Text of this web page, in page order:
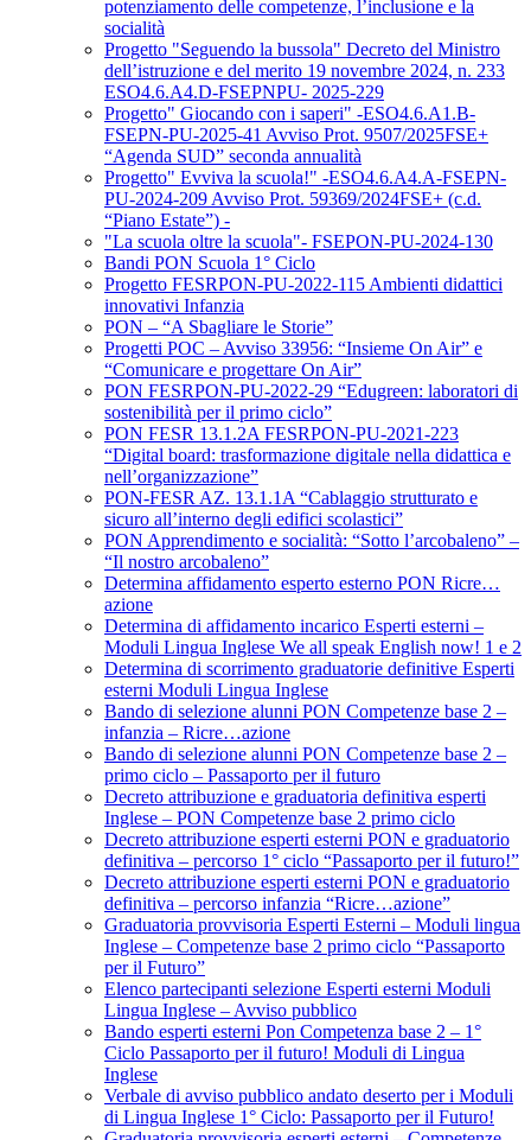
potenziamento delle competenze, l’inclusione e la
socialità
Progetto "Seguendo la bussola" Decreto del Ministro
dell’istruzione e del merito 19 novembre 2024, n. 233
ESO4.6.A4.D-FSEPNPU- 2025-229
Progetto" Giocando con i saperi" -ESO4.6.A1.B-
FSEPN-PU-2025-41 Avviso Prot. 9507/2025FSE+
“Agenda SUD” seconda annualità
Progetto" Evviva la scuola!" -ESO4.6.A4.A-FSEPN-
PU-2024-209 Avviso Prot. 59369/2024FSE+ (c.d.
“Piano Estate”) -
"La scuola oltre la scuola"- FSEPON-PU-2024-130
Bandi PON Scuola 1° Ciclo
Progetto FESRPON-PU-2022-115 Ambienti didattici
innovativi Infanzia
PON – “A Sbagliare le Storie”
Progetti POC – Avviso 33956: “Insieme On Air” e
“Comunicare e progettare On Air”
PON FESRPON-PU-2022-29 “Edugreen: laboratori di
sostenibilità per il primo ciclo”
PON FESR 13.1.2A FESRPON-PU-2021-223
“Digital board: trasformazione digitale nella didattica e
nell’organizzazione”
PON-FESR AZ. 13.1.1A “Cablaggio strutturato e
sicuro all’interno degli edifici scolastici”
PON Apprendimento e socialità: “Sotto l’arcobaleno” –
“Il nostro arcobaleno”
Determina affidamento esperto esterno PON Ricre…
azione
Determina di affidamento incarico Esperti esterni –
Moduli Lingua Inglese We all speak English now! 1 e 2
Determina di scorrimento graduatorie definitive Esperti
esterni Moduli Lingua Inglese
Bando di selezione alunni PON Competenze base 2 –
infanzia – Ricre…azione
Bando di selezione alunni PON Competenze base 2 –
primo ciclo – Passaporto per il futuro
Decreto attribuzione e graduatoria definitiva esperti
Inglese – PON Competenze base 2 primo ciclo
Decreto attribuzione esperti esterni PON e graduatorio
definitiva – percorso 1° ciclo “Passaporto per il futuro!”
Decreto attribuzione esperti esterni PON e graduatorio
definitiva – percorso infanzia “Ricre…azione”
Graduatoria provvisoria Esperti Esterni – Moduli lingua
Inglese – Competenze base 2 primo ciclo “Passaporto
per il Futuro”
Elenco partecipanti selezione Esperti esterni Moduli
Lingua Inglese – Avviso pubblico
Bando esperti esterni Pon Competenza base 2 – 1°
Ciclo Passaporto per il futuro! Moduli di Lingua
Inglese
Verbale di avviso pubblico andato deserto per i Moduli
di Lingua Inglese 1° Ciclo: Passaporto per il Futuro!